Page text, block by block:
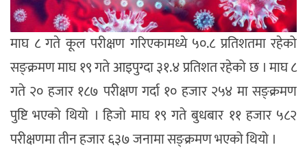
माघ ८ गते कूल परीक्षण गरिएकामध्ये ५०.८ प्रतिशतमा रहेको
सङ्क्रमण माघ १९ गते आइपुग्दा ३१.४ प्रतिशत रहेको छ । माघ ८
गते २० हजार १८७ परीक्षण गर्दा १० हजार २५४ मा सङ्क्रमण
पुष्टि भएको थियो । हिजो माघ १९ गते बुधबार ११ हजार ५८२
परीक्षणमा तीन हजार ६३७ जनामा सङ्क्रमण भएको थियो ।